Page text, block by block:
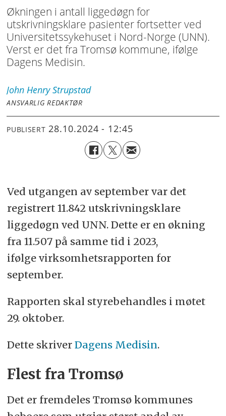
Økningen i antall liggedøgn for
utskrivningsklare pasienter fortsetter ved
Universitetssykehuset i Nord-Norge (UNN).
Verst er det fra Tromsø kommune, ifølge
Dagens Medisin.
John Henry Strupstad
ANSVARLIG REDAKTØR
PUBLISERT 28.10.2024 - 12:45
Ved utgangen av september var det
registrert 11.842 utskrivningsklare
liggedøgn ved UNN. Dette er en økning
fra 11.507 på samme tid i 2023,
ifølge virksomhetsrapporten for
september.
Rapporten skal styrebehandles i møtet
29. oktober.
Dette skriver Dagens Medisin.
Flest fra Tromsø
Det er fremdeles Tromsø kommunes